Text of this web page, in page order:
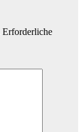
Erforderliche